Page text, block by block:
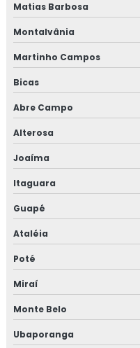
Matias Barbosa
Montalvânia
Martinho Campos
Bicas
Abre Campo
Alterosa
Joaíma
Itaguara
Guapé
Ataléia
Poté
Miraí
Monte Belo
Ubaporanga